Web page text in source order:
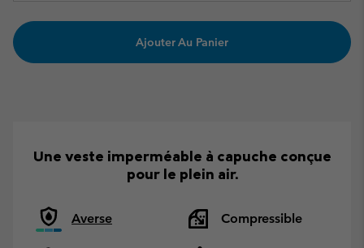
Ajouter Au Panier
Une veste imperméable à capuche conçue
pour le plein air.
Averse Compressible